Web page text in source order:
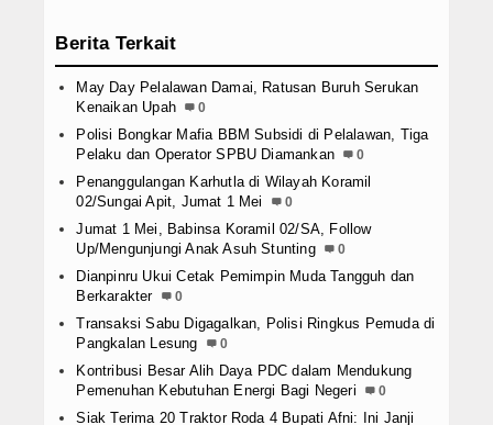
Berita Terkait
May Day Pelalawan Damai, Ratusan Buruh Serukan
Kenaikan Upah
0
Polisi Bongkar Mafia BBM Subsidi di Pelalawan, Tiga
Pelaku dan Operator SPBU Diamankan
0
Penanggulangan Karhutla di Wilayah Koramil
02/Sungai Apit, Jumat 1 Mei
0
Jumat 1 Mei, Babinsa Koramil 02/SA, Follow
Up/Mengunjungi Anak Asuh Stunting
0
Dianpinru Ukui Cetak Pemimpin Muda Tangguh dan
Berkarakter
0
Transaksi Sabu Digagalkan, Polisi Ringkus Pemuda di
Pangkalan Lesung
0
Kontribusi Besar Alih Daya PDC dalam Mendukung
Pemenuhan Kebutuhan Energi Bagi Negeri
0
Siak Terima 20 Traktor Roda 4 Bupati Afni: Ini Janji